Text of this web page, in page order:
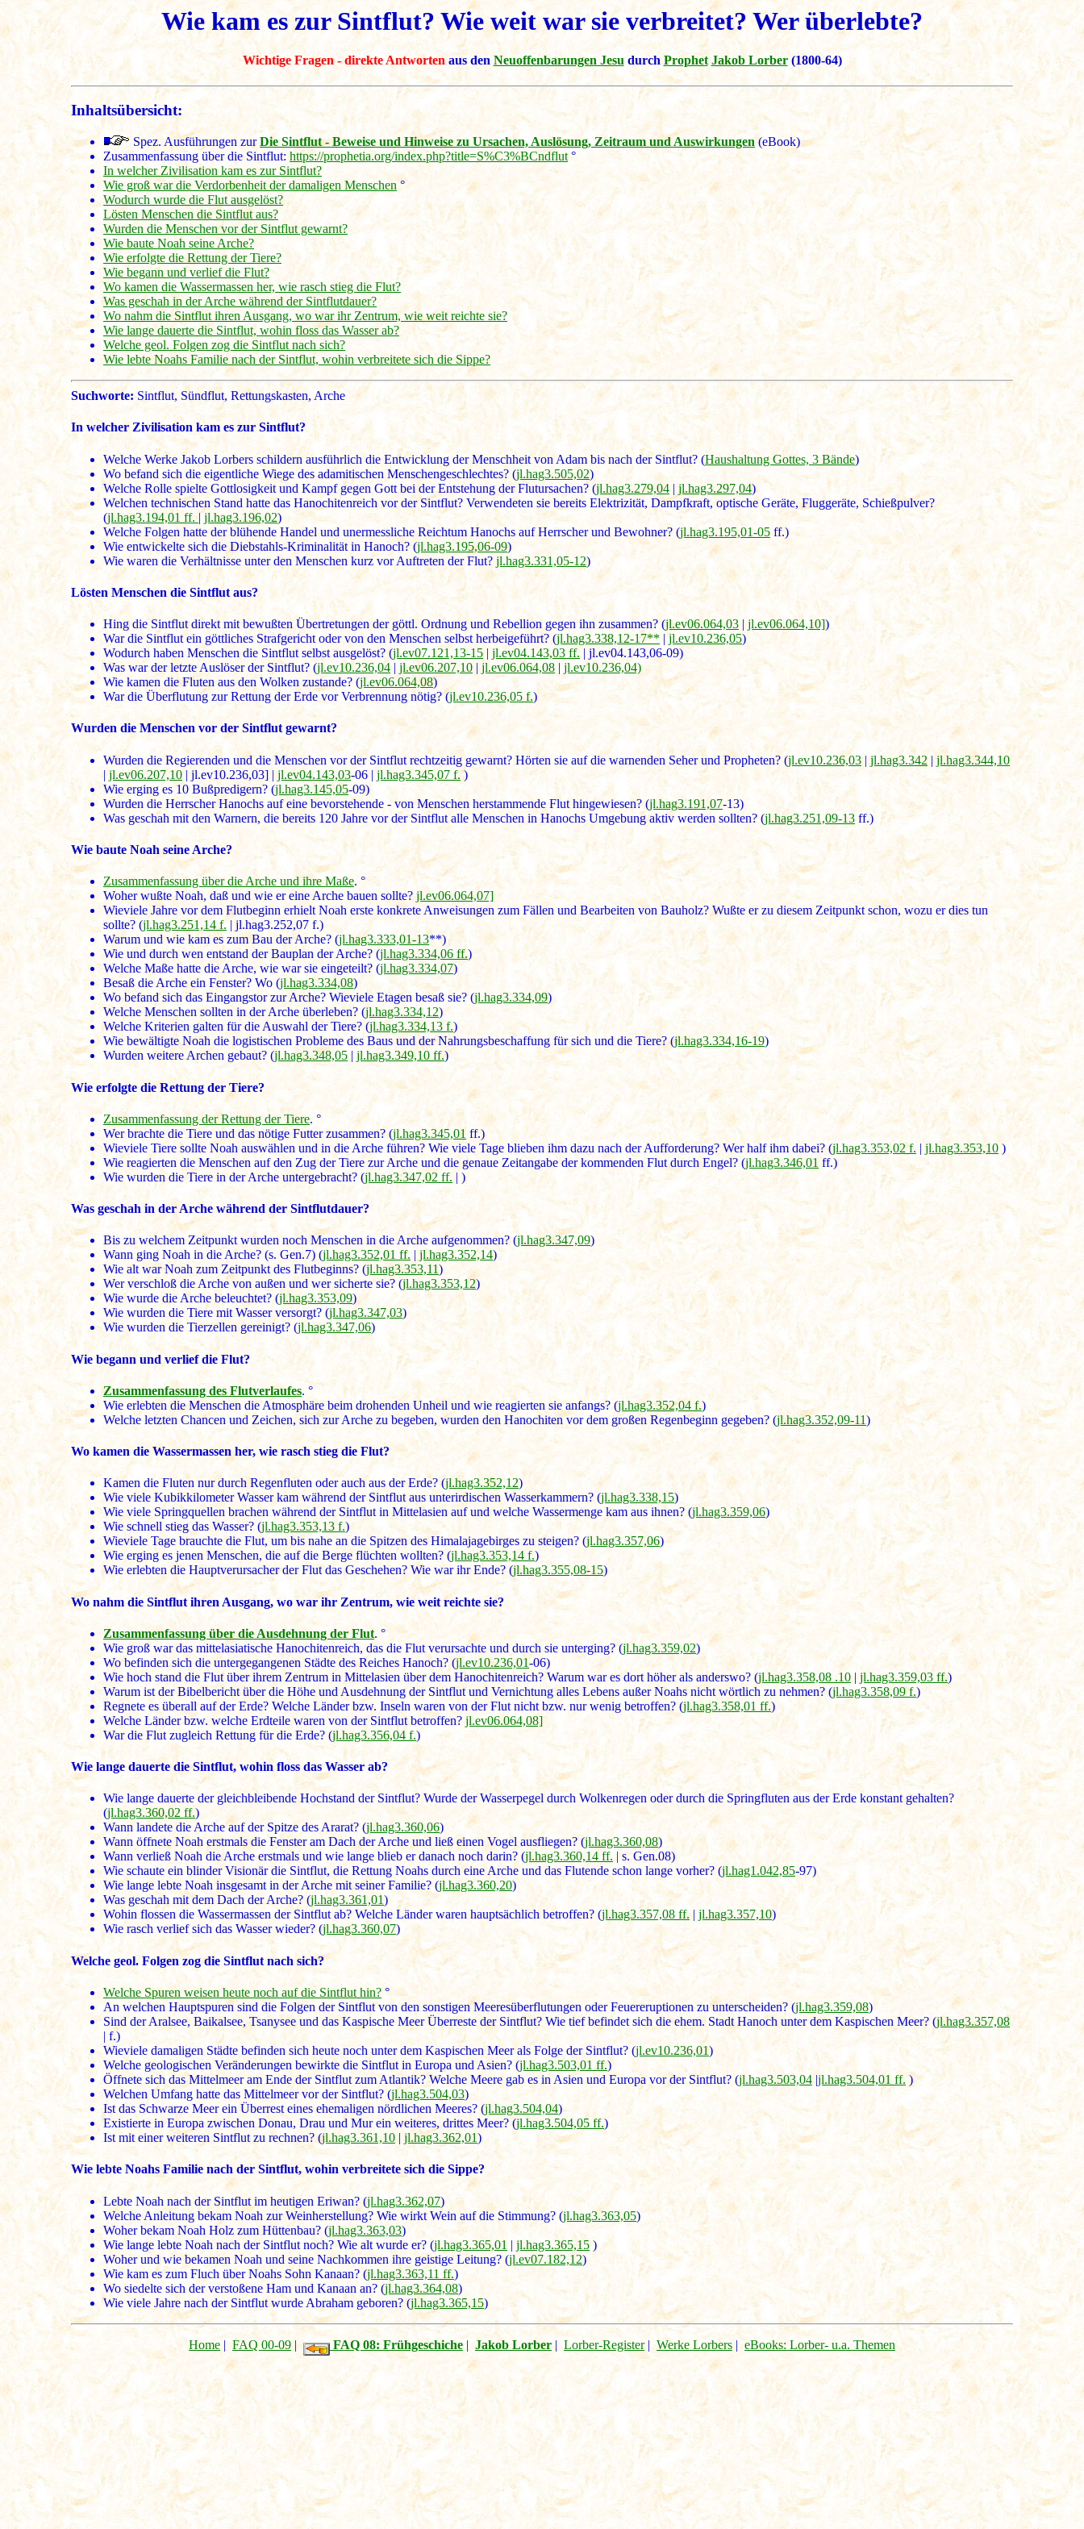
Wie kam es zur Sintflut? Wie weit war sie verbreitet? Wer überlebte?
Wichtige Fragen - direkte Antwortenaus den Neuoffenbarungen Jesudurch Prophet Jakob Lorber(1800-64)
Inhaltsübersicht:
Spez. Ausführungen zurDie Sintflut - Beweise und Hinweise zu Ursachen, Auslösung, Zeitraum und Auswirkungen(eBook)
Zusammenfassung über die Sintflut: https://prophetia.org/index.php?title=S%C3%BCndflut°
In welcher Zivilisation kam es zur Sintflut?
Wie groß war die Verdorbenheit der damaligen Menschen°
Wodurch wurde die Flut ausgelöst?
Lösten Menschen die Sintflut aus?
Wurden die Menschen vor der Sintflut gewarnt?
Wie baute Noah seine Arche?
Wie erfolgte die Rettung der Tiere?
Wie begann und verlief die Flut?
Wo kamen die Wassermassen her, wie rasch stieg die Flut?
Was geschah in der Arche während der Sintflutdauer?
Wo nahm die Sintflut ihren Ausgang, wo war ihr Zentrum, wie weit reichte sie?
Wie lange dauerte die Sintflut, wohin floss das Wasser ab?
Welche geol. Folgen zog die Sintflut nach sich?
Wie lebte Noahs Familie nach der Sintflut, wohin verbreitete sich die Sippe?
Suchworte:Sintflut, Sündflut, Rettungskasten, Arche
In welcher Zivilisation kam es zur Sintflut?
Welche Werke Jakob Lorbers schildern ausführlich die Entwicklung der Menschheit von Adam bis nach der Sintflut? (Haushaltung Gottes, 3 Bände)
Wo befand sich die eigentliche Wiege des adamitischen Menschengeschlechtes? (jl.hag3.505,02)
Welche Rolle spielte Gottlosigkeit und Kampf gegen Gott bei der Entstehung der Flutursachen? (jl.hag3.279,04 | jl.hag3.297,04)
Welchen technischen Stand hatte das Hanochitenreich vor der Sintflut? Verwendeten sie bereits Elektrizität, Dampfkraft, optische Geräte, Fluggeräte, Schießpulver?
(jl.hag3.194,01 ff.|jl.hag3.196,02)
Welche Folgen hatte der blühende Handel und unermessliche Reichtum Hanochs auf Herrscher und Bewohner? (jl.hag3.195,01-05 ff.)
Wie entwickelte sich die Diebstahls-Kriminalität in Hanoch? (jl.hag3.195,06-09)
Wie waren die Verhältnisse unter den Menschen kurz vor Auftreten der Flut? jl.hag3.331,05-12)
Lösten Menschen die Sintflut aus?
Hing die Sintflut direkt mit bewußten Übertretungen der göttl. Ordnung und Rebellion gegen ihn zusammen? (jl.ev06.064,03 | jl.ev06.064,10])
War die Sintflut ein göttliches Strafgericht oder von den Menschen selbst herbeigeführt? (jl.hag3.338,12-17** |jl.ev10.236,05)
Wodurch haben Menschen die Sintflut selbst ausgelöst? (jl.ev07.121,13-15 | jl.ev04.143,03 ff. | jl.ev04.143,06-09)
Was war der letzte Auslöser der Sintflut? (jl.ev10.236,04 | jl.ev06.207,10 | jl.ev06.064,08 | jl.ev10.236,04)
Wie kamen die Fluten aus den Wolken zustande? (jl.ev06.064,08)
War die Überflutung zur Rettung der Erde vor Verbrennung nötig? (jl.ev10.236,05 f.)
Wurden die Menschen vor der Sintflut gewarnt?
Wurden die Regierenden und die Menschen vor der Sintflut rechtzeitig gewarnt? Hörten sie auf die warnenden Seher und Propheten? (jl.ev10.236,03 | jl.hag3.342 | jl.hag3.344,10
| jl.ev06.207,10 | jl.ev10.236,03] | jl.ev04.143,03-06 | jl.hag3.345,07 f.)
Wie erging es 10 Bußpredigern? (jl.hag3.145,05-09)
Wurden die Herrscher Hanochs auf eine bevorstehende - von Menschen herstammende Flut hingewiesen? (jl.hag3.191,07-13)
Was geschah mit den Warnern, die bereits 120 Jahre vor der Sintflut alle Menschen in Hanochs Umgebung aktiv werden sollten? (jl.hag3.251,09-13 ff.)
Wie baute Noah seine Arche?
Zusammenfassung über die Arche und ihre Maße. °
Woher wußte Noah, daß und wie er eine Arche bauen sollte?jl.ev06.064,07]
Wieviele Jahre vor dem Flutbeginn erhielt Noah erste konkrete Anweisungen zum Fällen und Bearbeiten von Bauholz? Wußte er zu diesem Zeitpunkt schon, wozu er dies tun
sollte? (jl.hag3.251,14 f.| jl.hag3.252,07 f.)
Warum und wie kam es zum Bau der Arche? (jl.hag3.333,01-13**)
Wie und durch wen entstand der Bauplan der Arche? (jl.hag3.334,06 ff.)
Welche Maße hatte die Arche, wie war sie eingeteilt? (jl.hag3.334,07)
Besaß die Arche ein Fenster? Wo (jl.hag3.334,08)
Wo befand sich das Eingangstor zur Arche? Wieviele Etagen besaß sie? (jl.hag3.334,09)
Welche Menschen sollten in der Arche überleben? (jl.hag3.334,12)
Welche Kriterien galten für die Auswahl der Tiere? (jl.hag3.334,13 f.)
Wie bewältigte Noah die logistischen Probleme des Baus und der Nahrungsbeschaffung für sich und die Tiere? (jl.hag3.334,16-19)
Wurden weitere Archen gebaut? (jl.hag3.348,05 | jl.hag3.349,10 ff.)
Wie erfolgte die Rettung der Tiere?
Zusammenfassung der Rettung der Tiere. °
Wer brachte die Tiere und das nötige Futter zusammen? (jl.hag3.345,01 ff.)
Wieviele Tiere sollte Noah auswählen und in die Arche führen? Wie viele Tage blieben ihm dazu nach der Aufforderung? Wer half ihm dabei? (jl.hag3.353,02 f. | jl.hag3.353,10 )
Wie reagierten die Menschen auf den Zug der Tiere zur Arche und die genaue Zeitangabe der kommenden Flut durch Engel? (jl.hag3.346,01 ff.)
Wie wurden die Tiere in der Arche untergebracht? (jl.hag3.347,02 ff. | )
Was geschah in der Arche während der Sintflutdauer?
Bis zu welchem Zeitpunkt wurden noch Menschen in die Arche aufgenommen? (jl.hag3.347,09)
Wann ging Noah in die Arche? (s. Gen.7) (jl.hag3.352,01 ff. | jl.hag3.352,14)
Wie alt war Noah zum Zeitpunkt des Flutbeginns? (jl.hag3.353,11)
Wer verschloß die Arche von außen und wer sicherte sie? (jl.hag3.353,12)
Wie wurde die Arche beleuchtet? (jl.hag3.353,09)
Wie wurden die Tiere mit Wasser versorgt? (jl.hag3.347,03)
Wie wurden die Tierzellen gereinigt? (jl.hag3.347,06)
Wie begann und verlief die Flut?
Zusammenfassung des Flutverlaufes. °
Wie erlebten die Menschen die Atmosphäre beim drohenden Unheil und wie reagierten sie anfangs? (jl.hag3.352,04 f.)
Welche letzten Chancen und Zeichen, sich zur Arche zu begeben, wurden den Hanochiten vor dem großen Regenbeginn gegeben? (jl.hag3.352,09-11)
Wo kamen die Wassermassen her, wie rasch stieg die Flut?
Kamen die Fluten nur durch Regenfluten oder auch aus der Erde? (jl.hag3.352,12)
Wie viele Kubikkilometer Wasser kam während der Sintflut aus unterirdischen Wasserkammern? (jl.hag3.338,15)
Wie viele Springquellen brachen während der Sintflut in Mittelasien auf und welche Wassermenge kam aus ihnen? (jl.hag3.359,06)
Wie schnell stieg das Wasser? (jl.hag3.353,13 f.)
Wieviele Tage brauchte die Flut, um bis nahe an die Spitzen des Himalajagebirges zu steigen? (jl.hag3.357,06)
Wie erging es jenen Menschen, die auf die Berge flüchten wollten? (jl.hag3.353,14 f.)
Wie erlebten die Hauptverursacher der Flut das Geschehen? Wie war ihr Ende? (jl.hag3.355,08-15)
Wo nahm die Sintflut ihren Ausgang, wo war ihr Zentrum, wie weit reichte sie?
Zusammenfassung über die Ausdehnung der Flut. °
Wie groß war das mittelasiatische Hanochitenreich, das die Flut verursachte und durch sie unterging? (jl.hag3.359,02)
Wo befinden sich die untergegangenen Städte des Reiches Hanoch? (jl.ev10.236,01-06)
Wie hoch stand die Flut über ihrem Zentrum in Mittelasien über dem Hanochitenreich? Warum war es dort höher als anderswo? (jl.hag3.358,08 .10 | jl.hag3.359,03 ff.)
Warum ist der Bibelbericht über die Höhe und Ausdehnung der Sintflut und Vernichtung alles Lebens außer Noahs nicht wörtlich zu nehmen? (jl.hag3.358,09 f.)
Regnete es überall auf der Erde? Welche Länder bzw. Inseln waren von der Flut nicht bzw. nur wenig betroffen? (jl.hag3.358,01 ff.)
Welche Länder bzw. welche Erdteile waren von der Sintflut betroffen?jl.ev06.064,08]
War die Flut zugleich Rettung für die Erde? (jl.hag3.356,04 f.)
Wie lange dauerte die Sintflut, wohin floss das Wasser ab?
Wie lange dauerte der gleichbleibende Hochstand der Sintflut? Wurde der Wasserpegel durch Wolkenregen oder durch die Springfluten aus der Erde konstant gehalten?
(jl.hag3.360,02 ff.)
Wann landete die Arche auf der Spitze des Ararat? (jl.hag3.360,06)
Wann öffnete Noah erstmals die Fenster am Dach der Arche und ließ einen Vogel ausfliegen? (jl.hag3.360,08)
Wann verließ Noah die Arche erstmals und wie lange blieb er danach noch darin? (jl.hag3.360,14 ff.| s. Gen.08)
Wie schaute ein blinder Visionär die Sintflut, die Rettung Noahs durch eine Arche und das Flutende schon lange vorher? (jl.hag1.042,85-97)
Wie lange lebte Noah insgesamt in der Arche mit seiner Familie? (jl.hag3.360,20)
Was geschah mit dem Dach der Arche? (jl.hag3.361,01)
Wohin flossen die Wassermassen der Sintflut ab? Welche Länder waren hauptsächlich betroffen? (jl.hag3.357,08 ff.| jl.hag3.357,10)
Wie rasch verlief sich das Wasser wieder? (jl.hag3.360,07)
Welche geol. Folgen zog die Sintflut nach sich?
Welche Spuren weisen heute noch auf die Sintflut hin?°
An welchen Hauptspuren sind die Folgen der Sintflut von den sonstigen Meeresüberflutungen oder Feuereruptionen zu unterscheiden? (jl.hag3.359,08)
Sind der Aralsee, Baikalsee, Tsanysee und das Kaspische Meer Überreste der Sintflut? Wie tief befindet sich die ehem. Stadt Hanoch unter dem Kaspischen Meer? (jl.hag3.357,08
| f.)
Wieviele damaligen Städte befinden sich heute noch unter dem Kaspischen Meer als Folge der Sintflut? (jl.ev10.236,01)
Welche geologischen Veränderungen bewirkte die Sintflut in Europa und Asien? (jl.hag3.503,01 ff.)
Öffnete sich das Mittelmeer am Ende der Sintflut zum Atlantik? Welche Meere gab es in Asien und Europa vor der Sintflut? (jl.hag3.503,04 |jl.hag3.504,01 ff. )
Welchen Umfang hatte das Mittelmeer vor der Sintflut? (jl.hag3.504,03)
Ist das Schwarze Meer ein Überrest eines ehemaligen nördlichen Meeres? (jl.hag3.504,04)
Existierte in Europa zwischen Donau, Drau und Mur ein weiteres, drittes Meer? (jl.hag3.504,05 ff.)
Ist mit einer weiteren Sintflut zu rechnen? (jl.hag3.361,10 | jl.hag3.362,01)
Wie lebte Noahs Familie nach der Sintflut, wohin verbreitete sich die Sippe?
Lebte Noah nach der Sintflut im heutigen Eriwan? (jl.hag3.362,07)
Welche Anleitung bekam Noah zur Weinherstellung? Wie wirkt Wein auf die Stimmung? (jl.hag3.363,05)
Woher bekam Noah Holz zum Hüttenbau? (jl.hag3.363,03)
Wie lange lebte Noah nach der Sintflut noch? Wie alt wurde er? (jl.hag3.365,01 | jl.hag3.365,15 )
Woher und wie bekamen Noah und seine Nachkommen ihre geistige Leitung? (jl.ev07.182,12)
Wie kam es zum Fluch über Noahs Sohn Kanaan? (jl.hag3.363,11 ff.)
Wo siedelte sich der verstoßene Ham und Kanaan an? (jl.hag3.364,08)
Wie viele Jahre nach der Sintflut wurde Abraham geboren? (jl.hag3.365,15)
Home | FAQ 00-09 | FAQ 08: Frühgeschiche | Jakob Lorber| Lorber-Register| Werke Lorbers |eBooks: Lorber- u.a. Themen